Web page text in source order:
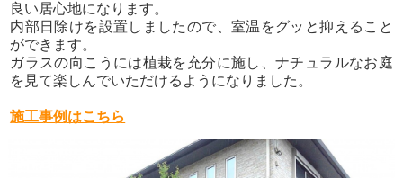
良い居心地になります。
内部日除けを設置しましたので、室温をグッと抑えること
ができます。
ガラスの向こうには植栽を充分に施し、ナチュラルなお庭
を見て楽しんでいただけるようになりました。
施工事例はこちら